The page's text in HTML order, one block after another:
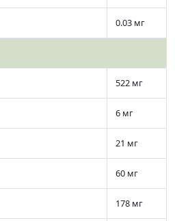
0.03 мг
522 мг
6 мг
21 мг
60 мг
178 мг